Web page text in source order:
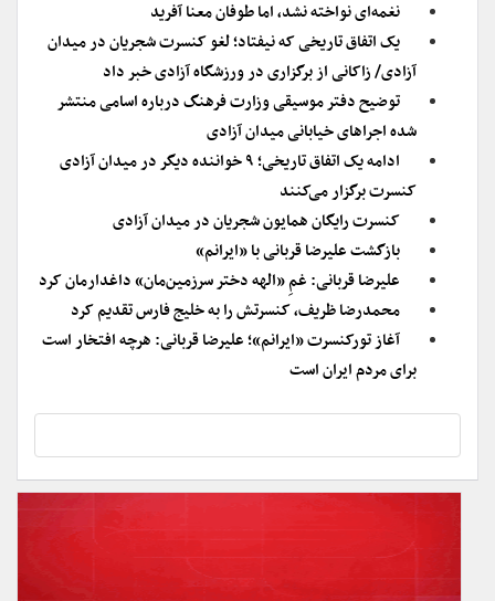
نغمه‌ای نواخته نشد، اما طوفان معنا آفرید
یک اتفاق تاریخی که نیفتاد؛ لغو کنسرت شجریان در میدان
آزادی/ زاکانی از برگزاری در ورزشگاه آزادی خبر داد
توضیح دفتر موسیقی وزارت فرهنگ درباره اسامی منتشر
شده اجراهای خیابانی میدان آزادی
ادامه یک اتفاق تاریخی؛ ۹ خواننده دیگر در میدان آزادی
کنسرت برگزار می‌کنند
کنسرت رایگان همایون شجریان در میدان آزادی
بازگشت علیرضا قربانی با «ایرانم»
علیرضا قربانی: غمِ «الهه دختر سرزمین‌مان» داغدارمان کرد
محمدرضا ظریف، کنسرتش را به خلیج فارس تقدیم کرد
آغاز تورکنسرت «ایرانم»؛ علیرضا قربانی: هرچه افتخار است
برای مردم ایران است